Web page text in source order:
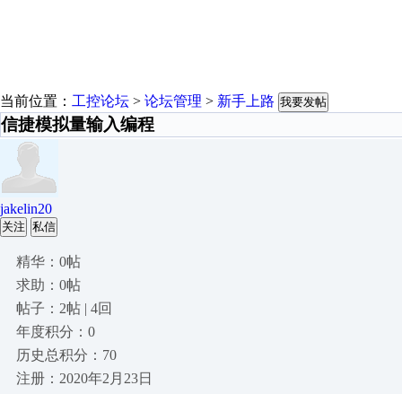
当前位置： 工控论坛 > 论坛管理 > 新手上路 我要发帖
信捷模拟量输入编程
jakelin20
关注 私信
精华：0帖
求助：0帖
帖子：2帖 | 4回
年度积分：0
历史总积分：70
注册：2020年2月23日